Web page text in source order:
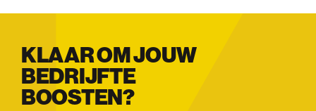
KLAAR OM JOUW
BEDRIJFTE
BOOSTEN?